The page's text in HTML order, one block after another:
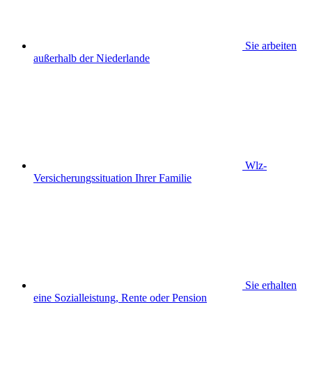
Sie arbeiten
außerhalb der Niederlande
Wlz-
Versicherungssituation Ihrer Familie
Sie erhalten
eine Sozialleistung, Rente oder Pension